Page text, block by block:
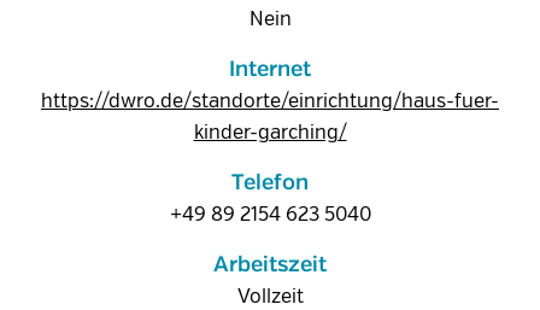
Nein
Internet
https://dwro.de/standorte/einrichtung/haus-fuer-
kinder-garching/
Telefon
+49 89 2154 623 5040
Arbeitszeit
Vollzeit